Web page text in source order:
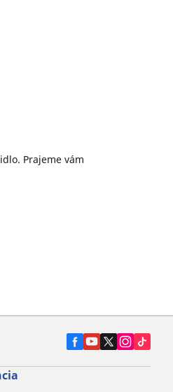
Prajeme vám